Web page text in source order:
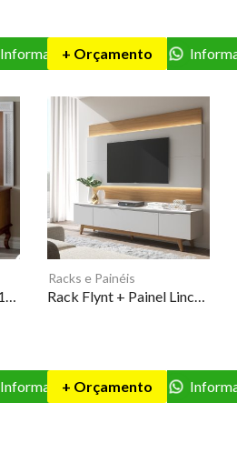
Informações+ Orçamento
Rack e Painel Orlando 150 – 3D
Informações
Racks e Painéis
Rack Flynt + Painel Lincoln – PV
+ Orçamento